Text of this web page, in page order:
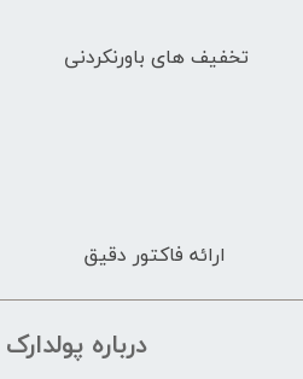
تخفیف های باورنکردنی
ارائه فاکتور دقیق
درباره پولدارک